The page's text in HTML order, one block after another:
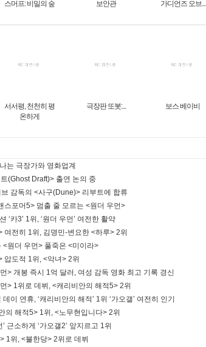
스머프: 비밀의 숲 보안관 가디언즈 오브...
서서평, 천천히 평
온하게
극장판 또봇:... 보스 베이비
는 극장가와 영화업계
(Ghost Draft)> 출연 논의 중
감독의 <사구(Dune)> 리부트에 합류
스포머5> 멈출 줄 모르는 <원더 우먼>
카3’ 1위, ‘원더 우먼’ 여전한 활약
전히 1위, 김명민-변요한 <하루> 2위
원더 우먼> 풀죽은 <미이라>
압도적 1위, <악녀> 2위
> 개봉 즉시 1억 달러, 여성 감독 영화 최고 기록 경신
> 1위로 데뷔, <캐리비안의 해적5> 2위
이 연휴, ‘캐리비안의 해적’ 1위 ‘가오갤’ 여전히 인기
의 해적5> 1위, <노무현입니다> 2위
근소하게 ‘가오갤2’ 앞지르고 1위
1위, <불한당> 2위로 데뷔